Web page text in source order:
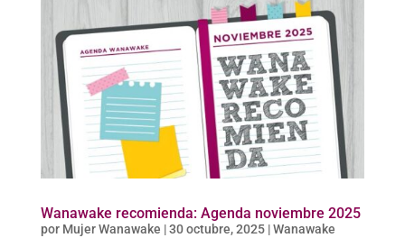
Wanawake recomienda: Agenda noviembre 2025
por Mujer Wanawake |30 octubre, 2025|Wanawake